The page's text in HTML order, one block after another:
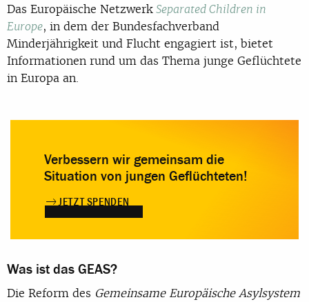
Das Europäische NetzwerkSeparated Children in
Europe, in dem der Bundesfachverband
Minderjährigkeit und Flucht engagiert ist, bietet
Informationen rund um das Thema junge Geflüchtete
in Europa an.
Verbessern wir gemeinsam die
Situation von jungen Geflüchteten!
JETZT SPENDEN
Was ist das GEAS?
Die Reform des Gemeinsame Europäische Asylsystem